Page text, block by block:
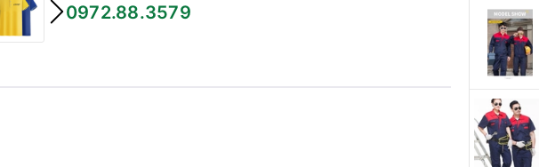
0972.88.3579